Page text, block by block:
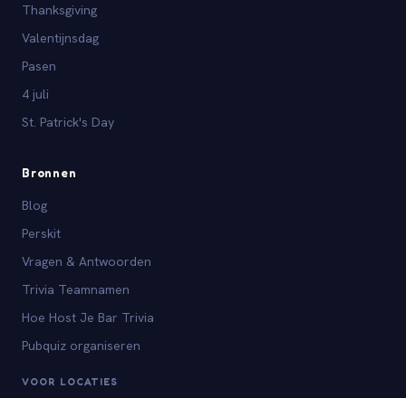
Thanksgiving
Valentijnsdag
Pasen
4 juli
St. Patrick's Day
Bronnen
Blog
Perskit
Vragen & Antwoorden
Trivia Teamnamen
Hoe Host Je Bar Trivia
Pubquiz organiseren
VOOR LOCATIES